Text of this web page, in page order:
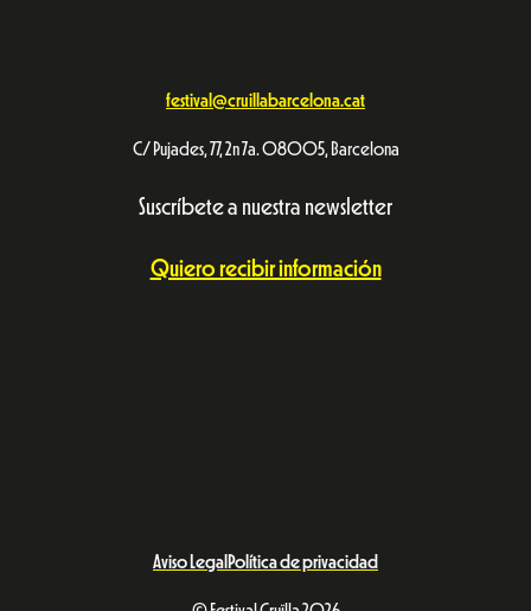
festival@cruillabarcelona.cat
C/ Pujades, 77, 2n 7a. 08005, Barcelona
Suscríbete a nuestra newsletter
Quiero recibir información
Aviso Legal Política de privacidad